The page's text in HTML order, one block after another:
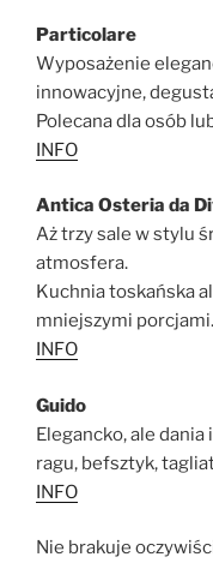
Particolare
Wyposażenie
innowacyjne,
Polecana dla osób
INFO
Antica Osteria da
Aż trzy sale w stylu
atmosfera.
Kuchnia toskańska
mniejszymi porcjami.
INFO
Guido
Elegancko, ale
ragu, befsztyk,
INFO
Nie brakuje